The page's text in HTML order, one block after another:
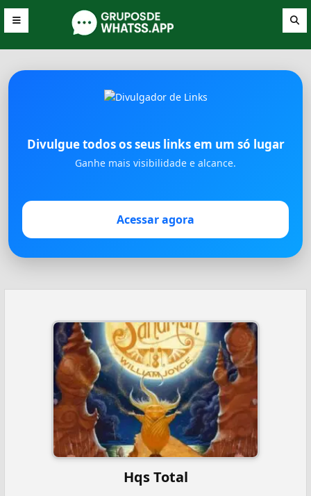
Divulgue todos os seus links em um só lugar
Ganhe mais visibilidade e alcance.
Acessar agora
Hqs Total